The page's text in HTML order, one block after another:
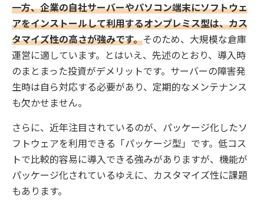
一方、企業の自社サーバーやパソコン端末にソフトウェ
アをインストールして利用するオンプレミス型は、カス
タマイズ性の高さが強みです。そのため、大規模な倉庫
運営に適しています。とはいえ、先述のとおり、導入時
のまとまった投資がデメリットです。サーバーの障害発
生時は自ら対応する必要があり、定期的なメンテナンス
も欠かせません。
さらに、近年注目されているのが、パッケージ化したソ
フトウェアを利用できる「パッケージ型」です。低コス
トで比較的容易に導入できる強みがありますが、機能が
パッケージ化されているゆえに、カスタマイズ性に課題
もあります。